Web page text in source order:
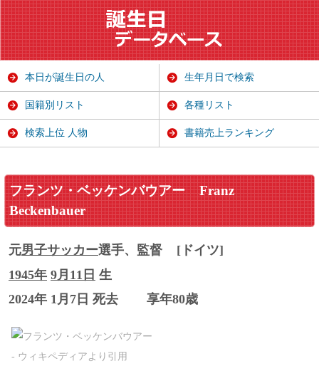
フランツ・ベッケンバウアー
Franz
Beckenbauer
元男子サッカー選手、監督
[ドイツ]
1945年 9月11日 生
2024年 1月7日 死去
享年80歳
本日が誕生日の人 生年月日で検索
国籍別リスト 各種リスト
検索上位 人物 書籍売上ランキング